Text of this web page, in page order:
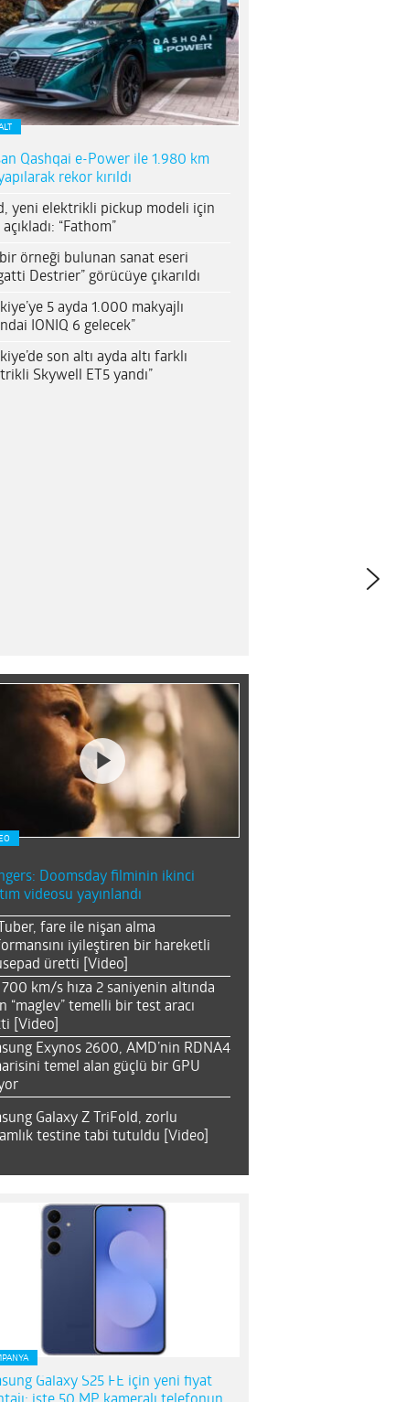
Qashqai e-Power ile 1.980 km
rekor kırıldı
yeni elektrikli pickup modeli için
“Fathom”
bir örneği bulunan sanat eseri
Destrier” görücüye çıkarıldı
5 ayda 1.000 makyajlı
IONIQ 6 gelecek”
son altı ayda altı farklı
Skywell ET5 yandı”
Doomsday filminin ikinci
videosu yayınlandı
fare ile nişan alma
iyileştiren bir hareketli
üretti [Video]
700 km/s hıza 2 saniyenin altında
“maglev” temelli bir test aracı
[Video]
Exynos 2600, AMD’nin RDNA4
temel alan güçlü bir GPU
Galaxy Z TriFold, zorlu
testine tabi tutuldu [Video]
Galaxy S25 FE için yeni fiyat